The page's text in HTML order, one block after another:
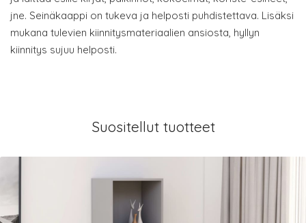
jne. Seinäkaappi on tukeva ja helposti puhdistettava. Lisäksi
mukana tulevien kiinnitysmateriaalien ansiosta, hyllyn
kiinnitys sujuu helposti.
Suositellut tuotteet